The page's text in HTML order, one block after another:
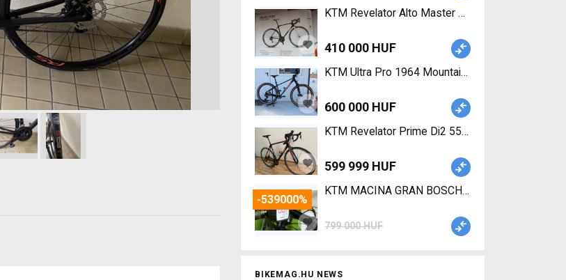
KTM Revelator Alto Master Road bike Shimano
410 000 HUF
KTM Ultra Pro 1964 Mountain Bike 29" front
600 000 HUF
KTM Revelator Prime Di2 55cm Road bike
599 999 HUF
-539000%
KTM MACINA GRAN BOSCH NEXUS agyváltós
799 000 HUF
BIKEMAG.HU NEWS